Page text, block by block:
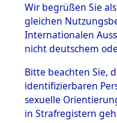
BESTÄNDE
1.
mente
1.2.9 Beim ITS
verwahrte
Wir begrüßen Sie
gleichen
Internationalen
nicht deutschem
Bitte beachten Sie,
identifizierbaren
sexuelle
in Strafregistern